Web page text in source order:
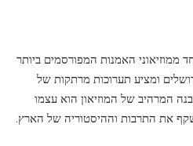
ממוזיאוני האמנות המפורסמים ביותר
ומציע תערוכות מרתקות של
המרהיב של המוזיאון הוא עצמו
את התרבות וההיסטוריה של הארץ.